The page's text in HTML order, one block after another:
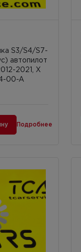
S3/S4/S7-
автопилот
2021, X
00-A
Подробнее